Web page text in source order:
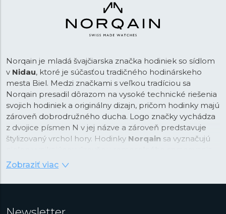
Norqain je mladá švajčiarska značka hodiniek so sídlom
v Nidau, ktoré je súčasťou tradičného hodinárskeho
mesta Biel. Medzi značkami s veľkou tradíciou sa
Norqain presadil dôrazom na vysoké technické riešenia
svojich hodiniek a originálny dizajn, pričom hodinky majú
zároveň dobrodružného ducha. Logo značky vychádza
z dvojice písmen N v jej názve a zároveň predstavuje
štylizovaný vrchol hory. Hodinky Norqain sa vyznačujú
ale aj často netradičným použitím materiálov a zákazník
kvality.
Zobraziť viac